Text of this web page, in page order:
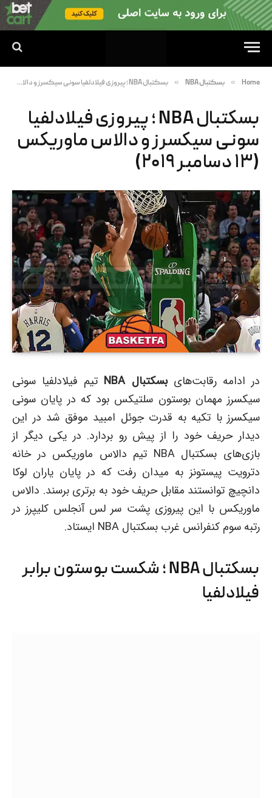
Home
» بسکتبال NBA » بسکتبال NBA ؛ پیروزی فیلادلفیا سونی سیکسرز و دالاس ماوریکس (۱۳ دسامبر ۲۰۱۹)
بسکتبال NBA ؛ پیروزی فیلادلفیا
سونی سیکسرز و دالاس ماوریکس
(۱۳ دسامبر ۲۰۱۹)
در ادامه رقابت‌هایبسکتبال NBA
تیم فیلادلفیا سونی
سیکسرز مهمان بوستون سلتیکس بود که در پایان سونی
سیکسرز با تکیه به قدرت جوئل امبید موفق شد در این
دیدار حریف خود را از پیش رو بردارد. در یکی دیگر از
بازی‌های بسکتبال NBA تیم دالاس ماوریکس در خانه
دترویت پیستونز به میدان رفت که در پایان یاران لوکا
دانچیچ توانستند مقابل حریف خود به برتری برسند. دالاس
ماوریکس با این پیروزی پشت سر لس آنجلس کلیپرز در
رتبه سوم کنفرانس غرب بسکتبال NBA ایستاد.
بسکتبال NBA ؛ شکست بوستون برابر
فیلادلفیا